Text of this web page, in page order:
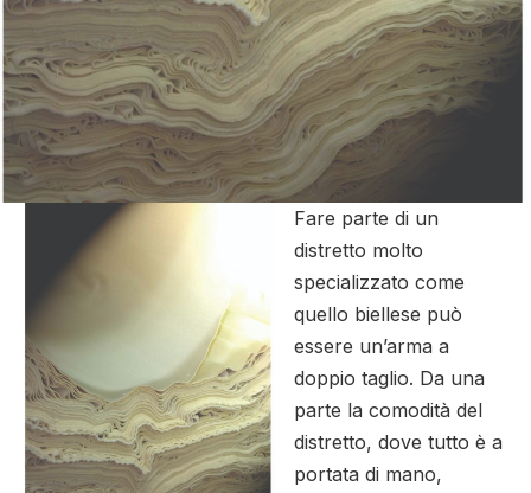
Fare parte di un
distretto molto
specializzato come
quello biellese può
essere un’arma a
doppio taglio. Da una
parte la comodità del
distretto, dove tutto è a
portata di mano,